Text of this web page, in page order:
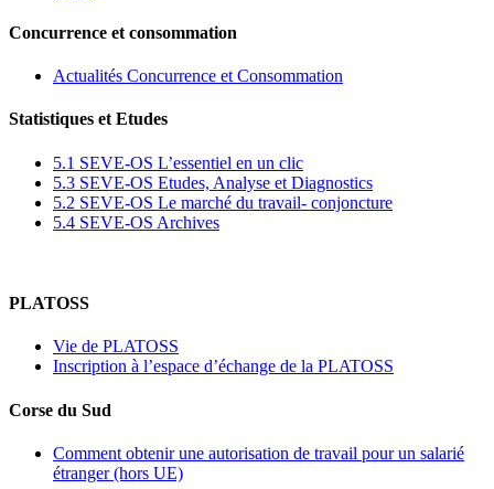
Concurrence et consommation
Actualités Concurrence et Consommation
Statistiques et Etudes
5.1 SEVE-OS L’essentiel en un clic
5.3 SEVE-OS Etudes, Analyse et Diagnostics
5.2 SEVE-OS Le marché du travail- conjoncture
5.4 SEVE-OS Archives
PLATOSS
Vie de PLATOSS
Inscription à l’espace d’échange de la PLATOSS
Corse du Sud
Comment obtenir une autorisation de travail pour un salarié
étranger (hors UE)